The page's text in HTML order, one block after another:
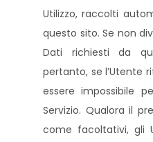
Utilizzo, raccolti
questo sito. Se non
Dati richiesti da
pertanto, se l’Utente
essere impossibile
Servizio. Qualora il
come facoltativi, gli